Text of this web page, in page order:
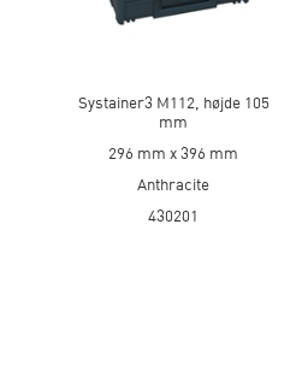
Systainer3 M112, højde 105
mm
296 mm x 396 mm
Anthracite
430201